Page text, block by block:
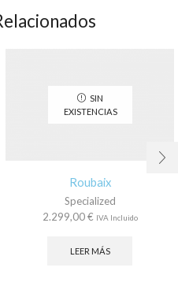
SIN
EXISTENCIAS
Roubaix
Specialized
2.299,00€ IVA Incluido
LEER MÁS